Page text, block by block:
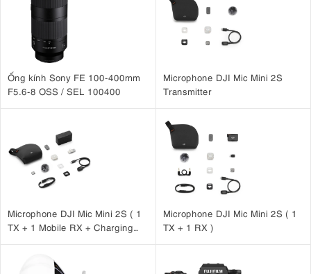
Ống kính Sony FE 100-400mm
F5.6-8 OSS / SEL 100400
Microphone DJI Mic Mini 2S
Transmitter
Microphone DJI Mic Mini 2S ( 1
TX + 1 Mobile RX + Charging
Microphone DJI Mic Mini 2S ( 1
TX + 1 RX )